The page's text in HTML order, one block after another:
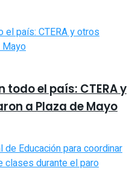
todo el país: CTERA y
a Plaza de Mayo